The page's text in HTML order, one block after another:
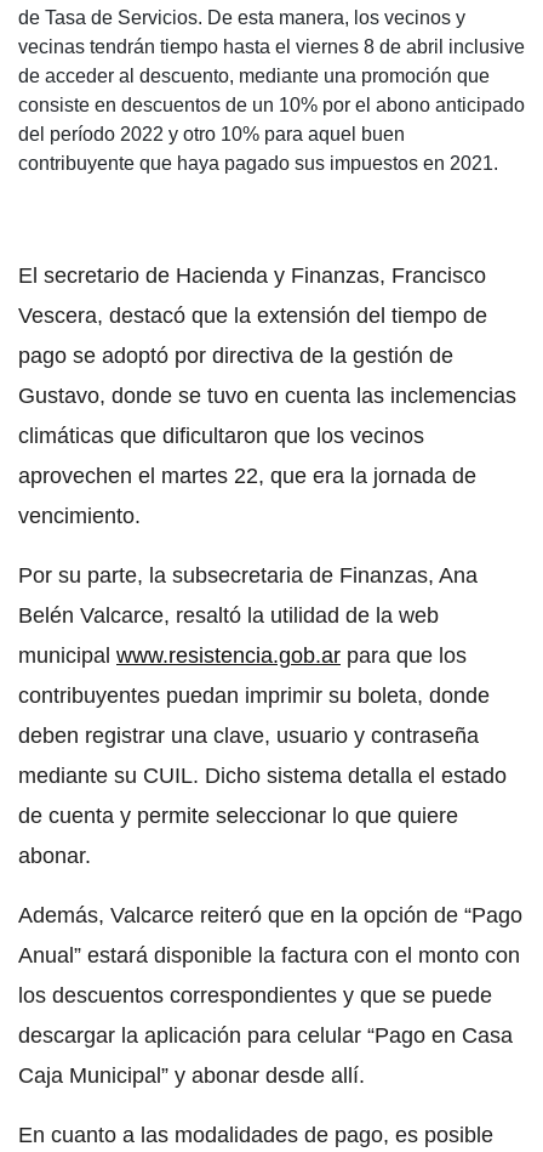
de Tasa de Servicios. De esta manera, los vecinos y
vecinas tendrán tiempo hasta el viernes 8 de abril inclusive
de acceder al descuento, mediante una promoción que
consiste en descuentos de un 10% por el abono anticipado
del período 2022 y otro 10% para aquel buen
contribuyente que haya pagado sus impuestos en 2021.
El secretario de Hacienda y Finanzas, Francisco
Vescera, destacó que la extensión del tiempo de
pago se adoptó por directiva de la gestión de
Gustavo, donde se tuvo en cuenta las inclemencias
climáticas que dificultaron que los vecinos
aprovechen el martes 22, que era la jornada de
vencimiento.
Por su parte, la subsecretaria de Finanzas, Ana
Belén Valcarce, resaltó la utilidad de la web
municipal www.resistencia.gob.ar para que los
contribuyentes puedan imprimir su boleta, donde
deben registrar una clave, usuario y contraseña
mediante su CUIL. Dicho sistema detalla el estado
de cuenta y permite seleccionar lo que quiere
abonar.
Además, Valcarce reiteró que en la opción de “Pago
Anual” estará disponible la factura con el monto con
los descuentos correspondientes y que se puede
descargar la aplicación para celular “Pago en Casa
Caja Municipal” y abonar desde allí.
En cuanto a las modalidades de pago, es posible